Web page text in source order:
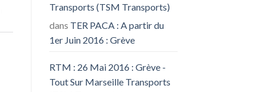
Transports (TSM Transports)
dans TER PACA : A partir du
1er Juin 2016 : Grève
RTM : 26 Mai 2016 : Grève -
Tout Sur Marseille Transports